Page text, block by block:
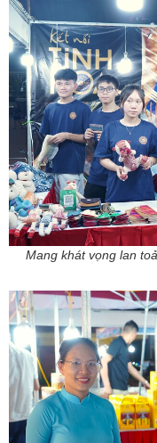
Mang khát vọng lan